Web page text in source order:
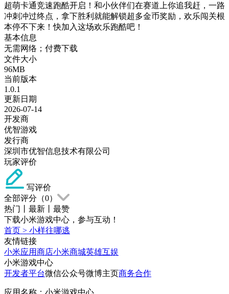
超萌卡通竞速跑酷开启！和小伙伴们在赛道上你追我赶，一路
冲刺冲过终点，拿下胜利就能解锁超多金币奖励，欢乐闯关根
本停不下来！快加入这场欢乐跑酷吧！
基本信息
无需网络；付费下载
文件大小
96MB
当前版本
1.0.1
更新日期
2026-07-14
开发商
优智游戏
发行商
深圳市优智信息技术有限公司
玩家评价
写评价
全部评分（0）
热门
最新
最赞
下载小米游戏中心，参与互动！
首页 > 小样往哪逃
友情链接
小米应用商店小米商城英雄互娱
小米游戏中心
开发者平台微信公众号微博主页商务合作
应用名称：小米游戏中心